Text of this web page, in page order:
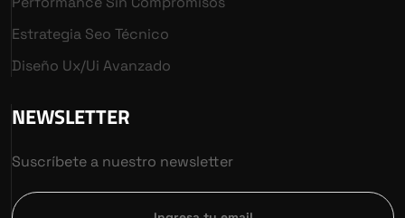
Estrategia Seo Técnico
Diseño Ux/ui Avanzado
NEWSLETTER
Suscríbete a nuestro newsletter